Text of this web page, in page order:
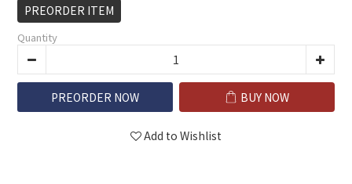
PREORDER ITEM
Quantity
PREORDER NOW BUY NOW
Add to Wishlist